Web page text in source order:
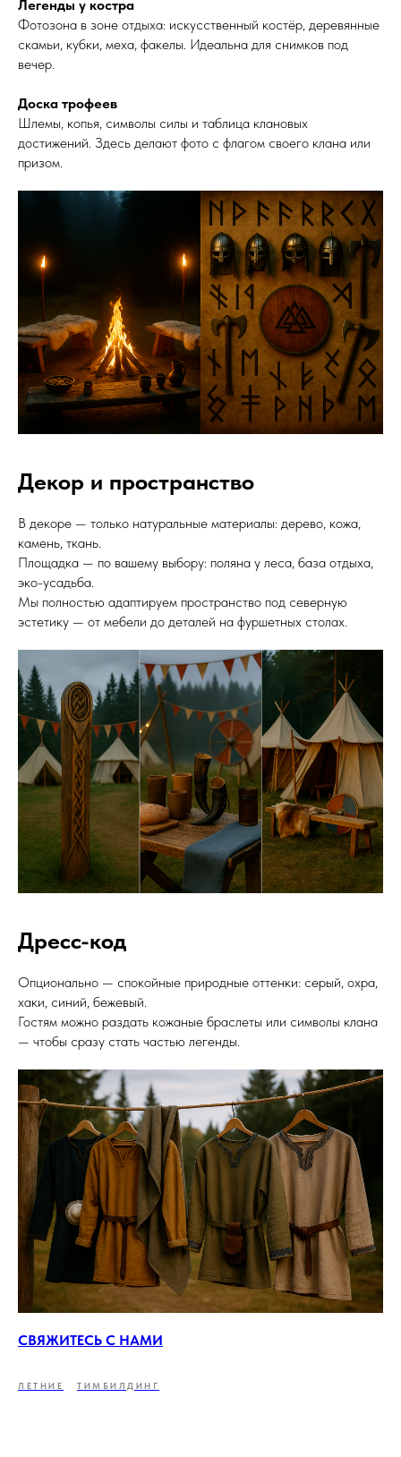
Легенды у костра
Фотозона в зоне отдыха: искусственный костёр, деревянные
скамьи, кубки, меха, факелы. Идеальна для снимков под
вечер.
Доска трофеев
Шлемы, копья, символы силы и таблица клановых
достижений. Здесь делают фото с флагом своего клана или
призом.
Декор и пространство
В декоре — только натуральные материалы: дерево, кожа,
камень, ткань.
Площадка — по вашему выбору: поляна у леса, база отдыха,
эко-усадьба.
Мы полностью адаптируем пространство под северную
эстетику — от мебели до деталей на фуршетных столах.
Дресс-код
Опционально — спокойные природные оттенки: серый, охра,
хаки, синий, бежевый.
Гостям можно раздать кожаные браслеты или символы клана
— чтобы сразу стать частью легенды.
СВЯЖИТЕСЬ С НАМИ
ЛЕТНИЕ ТИМБИЛДИНГ